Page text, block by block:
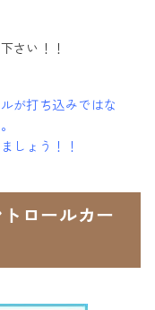
さい！！
が打ち込みではな
しょう！！
ロールカー